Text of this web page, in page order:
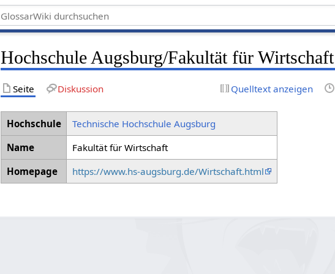
Hochschule Augsburg/Fakultät für Wirtschaft
Seite Diskussion Quelltext anzeigen
Hochschule
Technische Hochschule Augsburg
Name
Fakultät für Wirtschaft
Homepage
https://www.hs-augsburg.de/Wirtschaft.html